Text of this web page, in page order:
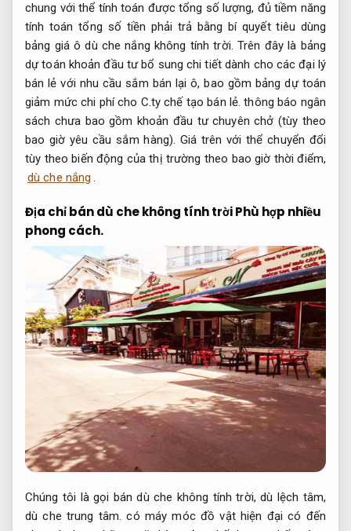
chung với thể tính toán được tổng số lượng, đủ tiềm năng
tính toán tổng số tiền phải trả bằng bí quyết tiêu dùng
bảng giá ô dù che nắng không tính trời. Trên đây là bảng
dự toán khoản đầu tư bổ sung chi tiết dành cho các đại lý
bán lẻ với nhu cầu sắm bán lại ô, bao gồm bảng dự toán
giảm mức chi phí cho C.ty chế tạo bán lẻ. thông báo ngân
sách chưa bao gồm khoản đầu tư chuyên chở (tùy theo
bao giờ yêu cầu sắm hàng). Giá trên với thể chuyển đổi
tùy theo biến động của thị trường theo bao giờ thời điểm,
dù che nắng .
Địa chỉ bán dù che không tính trờiPhù hợp nhiều
phong cách.
Chúng tôi là gọi bán dù che không tính trời, dù lệch tâm,
dù che trung tâm. có máy móc đồ vật hiện đại có đến